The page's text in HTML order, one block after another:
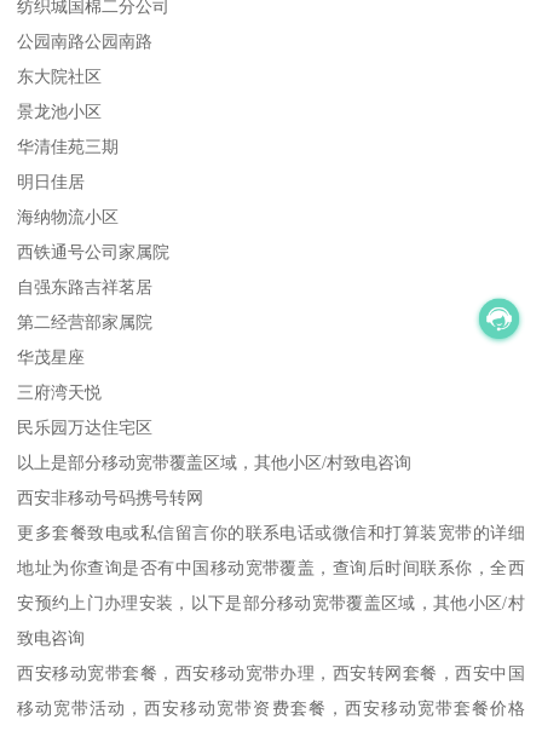
纺织城国棉二分公司
公园南路公园南路
东大院社区
景龙池小区
华清佳苑三期
明日佳居
海纳物流小区
西铁通号公司家属院
自强东路吉祥茗居
第二经营部家属院
华茂星座
三府湾天悦
民乐园万达住宅区
以上是部分移动宽带覆盖区域，其他小区/村致电咨询
西安非移动号码携号转网
更多套餐致电或私信留言你的联系电话或微信和打算装宽带的详细
地址为你查询是否有中国移动宽带覆盖，查询后时间联系你，全西
安预约上门办理安装，以下是部分移动宽带覆盖区域，其他小区/村
致电咨询
西安移动宽带套餐，西安移动宽带办理，西安转网套餐，西安中国
移动宽带活动，西安移动宽带资费套餐，西安移动宽带套餐价格